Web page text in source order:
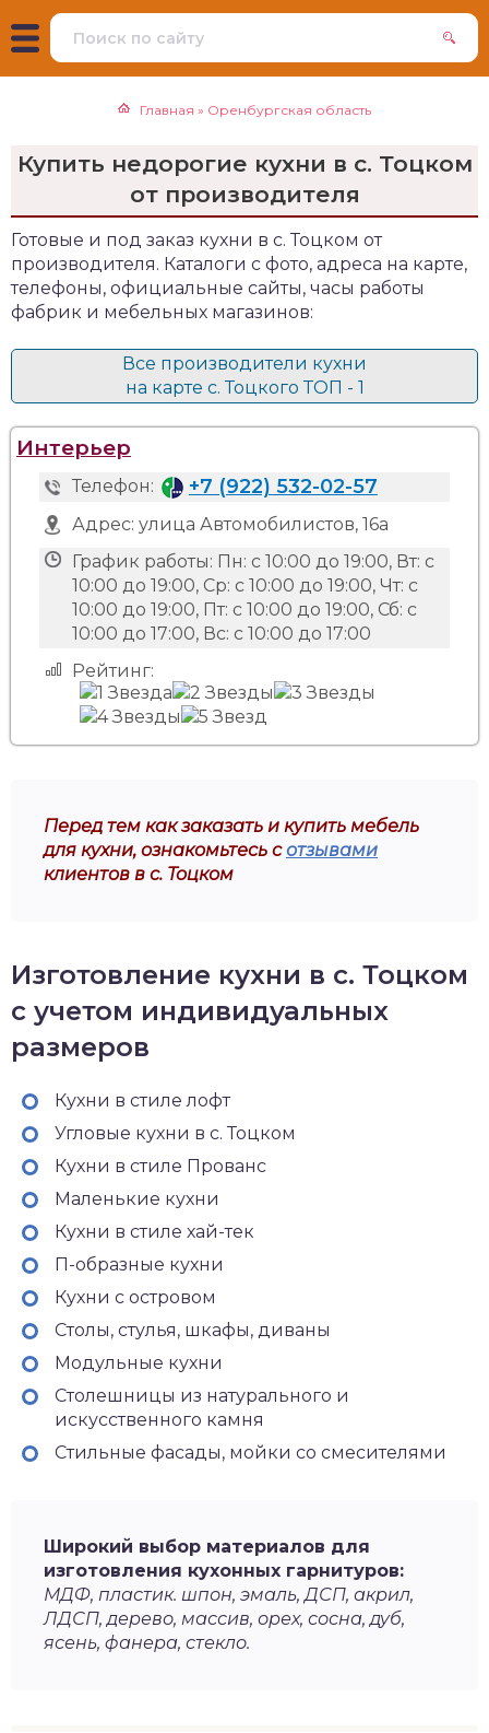
Главная » Оренбургская область
Купить недорогие кухни в с. Тоцком
от производителя
Готовые и под заказ кухни в с. Тоцком от
производителя. Каталоги с фото, адреса на карте,
телефоны, официальные сайты, часы работы
фабрик и мебельных магазинов:
Все производители кухни
на карте с. Тоцкого ТОП - 1
Интерьер
Телефон: +7 (922) 532-02-57
Адрес: улица Автомобилистов, 16а
График работы: Пн: с 10:00 до 19:00, Вт: с
10:00 до 19:00, Ср: с 10:00 до 19:00, Чт: с
10:00 до 19:00, Пт: с 10:00 до 19:00, Сб: с
10:00 до 17:00, Вс: с 10:00 до 17:00
Рейтинг:
Перед тем как заказать и купить мебель
для кухни, ознакомьтесь сотзывами
клиентов в с. Тоцком
Изготовление кухни в с. Тоцком
с учетом индивидуальных
размеров
Кухни в стиле лофт
Угловые кухни в с. Тоцком
Кухни в стиле Прованс
Маленькие кухни
Кухни в стиле хай-тек
П-образные кухни
Кухни с островом
Столы, стулья, шкафы, диваны
Модульные кухни
Столешницы из натурального и
искусственного камня
Стильные фасады, мойки со смесителями
Широкий выбор материалов для
изготовления кухонных гарнитуров:
МДФ, пластик. шпон, эмаль, ДСП, акрил,
ЛДСП, дерево, массив, орех, сосна, дуб,
ясень, фанера, стекло.